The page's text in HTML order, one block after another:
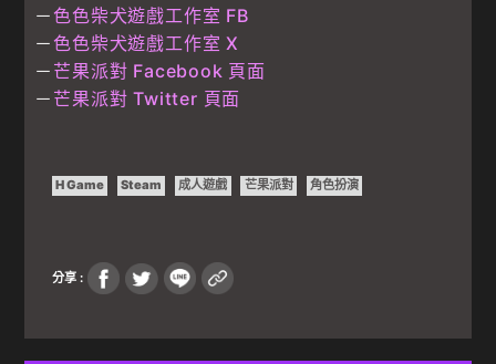
－色色柴犬遊戲工作室 FB
－色色柴犬遊戲工作室 X
－ 芒果派對 Facebook 頁面
－ 芒果派對 Twitter 頁面
H Game Steam 成人遊戲 芒果派對 角色扮演
分享 :